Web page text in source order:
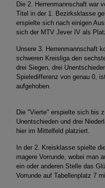
Die 2. Herrenmannschaft war
Titel in der 1. Bezirksklasse
erspielte sich nach einigen
sich der MTV Jever IV als
Unsere 3. Herrenmannschaft
schweren Kreisliga den
drei Siegen, drei
Spieledifferenz von genau 0,
aufgehoben.
Die "Vierte" erspielte sich bis
Unentschieden und drei
hier im Mittelfeld platziert.
In der 2. Kreisklasse spielte
magere Vorrunde, wobei man
ein oder anderen Stelle das
Vorrunde auf Tabellenplatz 7